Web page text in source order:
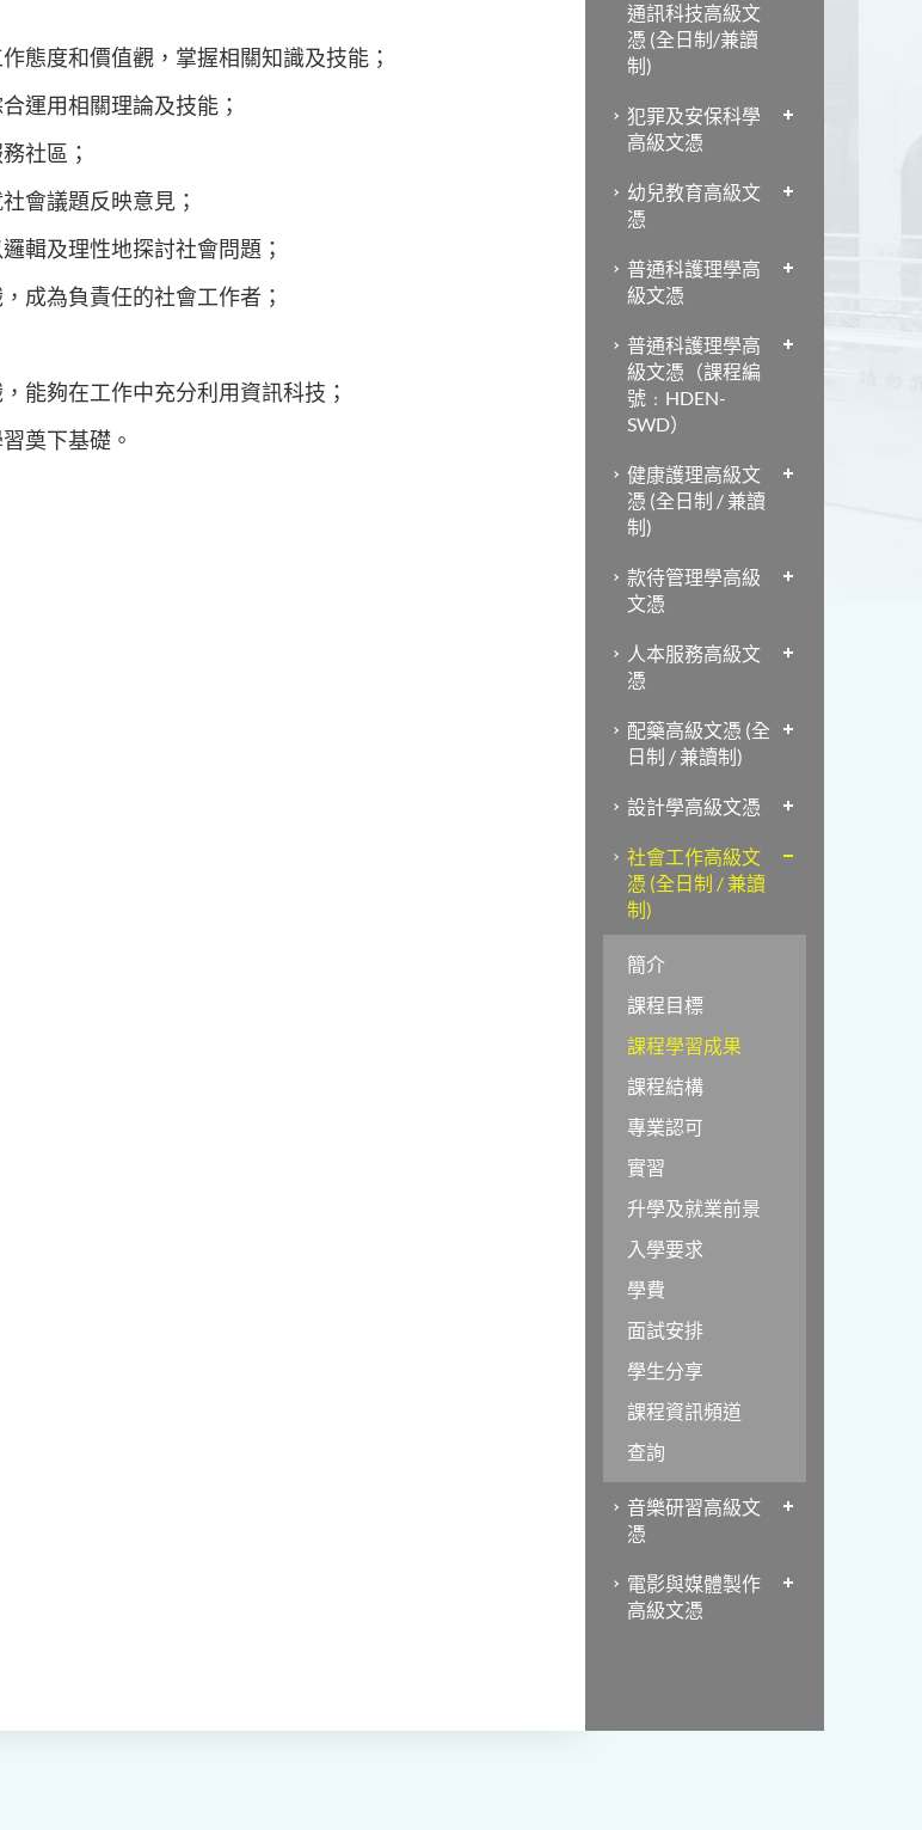
態度和價值觀，掌握相關知識及技能；
運用相關理論及技能；
社區；
會議題反映意見；
輯及理性地探討社會問題；
成為負責任的社會工作者；
能夠在工作中充分利用資訊科技；
奠下基礎。
通訊科技高級文
憑 (全日制/兼讀
制)
犯罪及安保科學
高級文憑
幼兒教育高級文
憑
普通科護理學高
級文憑
普通科護理學高
級文憑（課程編
號﹕HDEN-
SWD）
健康護理高級文
憑 (全日制 / 兼讀
制)
款待管理學高級
文憑
人本服務高級文
憑
配藥高級文憑 (全
日制 / 兼讀制)
設計學高級文憑
社會工作高級文
憑 (全日制 / 兼讀
制)
簡介
課程目標
課程學習成果
課程結構
專業認可
實習
升學及就業前景
入學要求
學費
面試安排
學生分享
課程資訊頻道
查詢
音樂研習高級文
憑
電影與媒體製作
高級文憑